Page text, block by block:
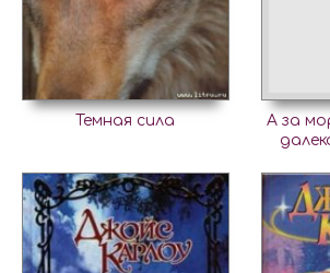
Темная сила
А за